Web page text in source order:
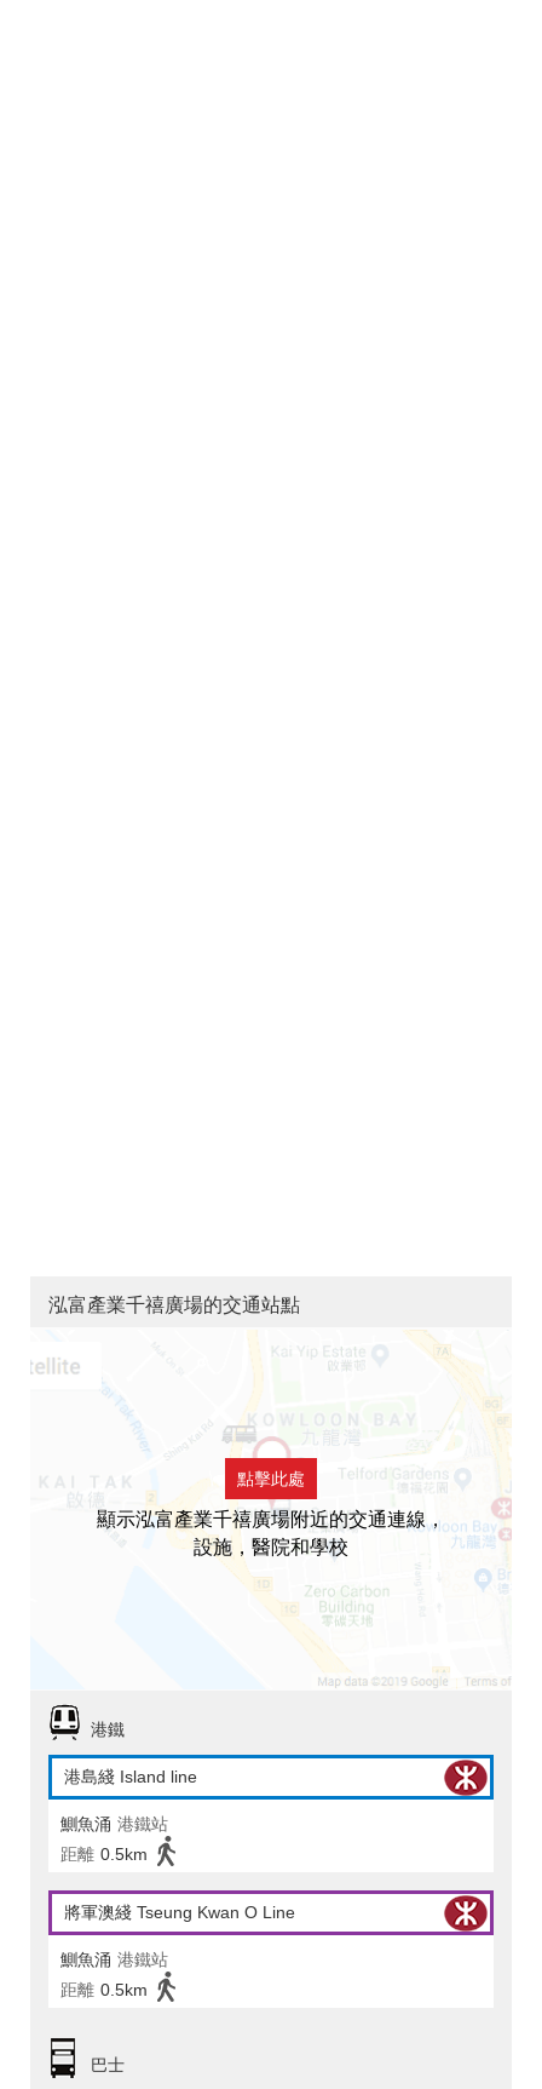
泓富產業千禧廣場的交通站點
點擊此處
顯示泓富產業千禧廣場附近的交通連線，
設施，醫院和學校
港鐵
港島綫 Island line
鰂魚涌 港鐵站
距離 0.5km
將軍澳綫 Tseung Kwan O Line
鰂魚涌 港鐵站
距離 0.5km
巴士